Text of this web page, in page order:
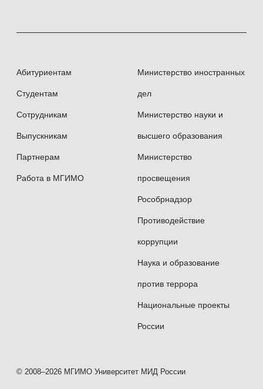
Абитуриентам
Студентам
Сотрудникам
Выпускникам
Партнерам
Работа в МГИМО
Министерство иностранных
дел
Министерство науки и
высшего образования
Министерство
просвещения
Рособрнадзор
Противодействие
коррупции
Наука и образование
против террора
Национальные проекты
России
© 2008–2026 МГИМО Университет МИД России